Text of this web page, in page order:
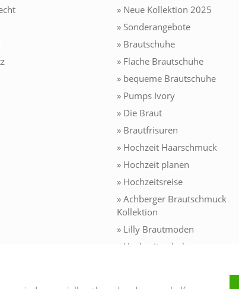
» Neue Kollektion 2025
» Sonderangebote
» Brautschuhe
» Flache Brautschuhe
» bequeme Brautschuhe
» Pumps Ivory
» Die Braut
» Brautfrisuren
» Hochzeit Haarschmuck
» Hochzeit planen
» Hochzeitsreise
» Achberger Brautschmuck
Kollektion
» Lilly Brautmoden
» Hochzeitsschuhe